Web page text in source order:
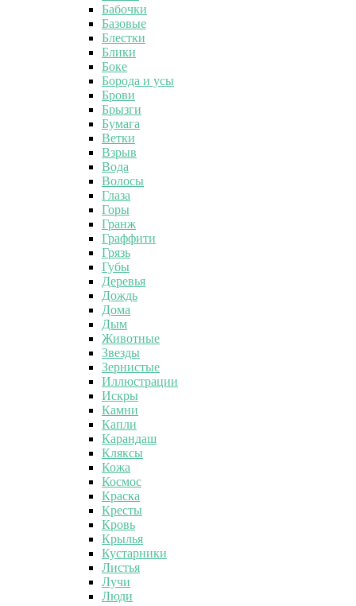
Бабочки
Базовые
Блестки
Блики
Боке
Борода и усы
Брови
Брызги
Бумага
Ветки
Взрыв
Вода
Волосы
Глаза
Горы
Гранж
Граффити
Грязь
Губы
Деревья
Дождь
Дома
Дым
Животные
Звезды
Зернистые
Иллюстрации
Искры
Камни
Капли
Карандаш
Кляксы
Кожа
Космос
Краска
Кресты
Кровь
Крылья
Кустарники
Листья
Лучи
Люди